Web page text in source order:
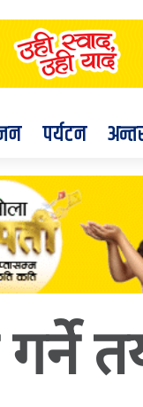
पर्यटन